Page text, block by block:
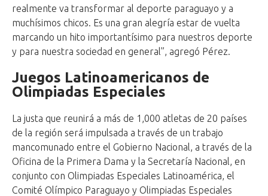
realmente va transformar al deporte paraguayo y a
muchísimos chicos. Es una gran alegría estar de vuelta
marcando un hito importantísimo para nuestros deporte
y para nuestra sociedad en general”, agregó Pérez.
Juegos Latinoamericanos de
Olimpiadas Especiales
La justa que reunirá a más de 1,000 atletas de 20 países
de la región será impulsada a través de un trabajo
mancomunado entre el Gobierno Nacional, a través de la
Oficina de la Primera Dama y la Secretaría Nacional, en
conjunto con Olimpiadas Especiales Latinoamérica, el
Comité Olímpico Paraguayo y Olimpiadas Especiales